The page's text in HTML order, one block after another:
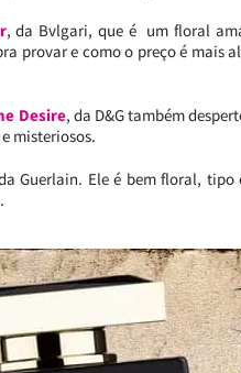
, da Bvlgari, que é um floral
provar e como o preço é mais
Desire, da D&G também
misteriosos.
Guerlain. Ele é bem floral,